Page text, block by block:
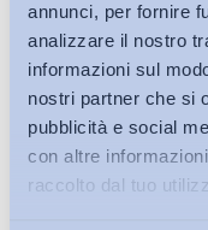
annunci, per fornire
analizzare il nostro
informazioni sul
nostri partner che si
pubblicità e social
con altre
raccolto dal tuo